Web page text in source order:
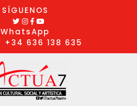
SÍGUENOS
WhatsApp
+34 636 138 635